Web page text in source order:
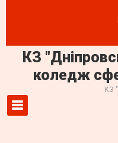
КЗ
коледж
КЗ